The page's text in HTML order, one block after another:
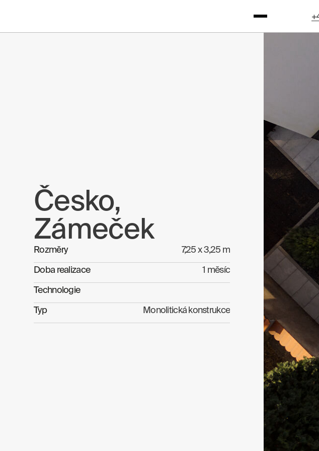
Česko,
Zámeček
Rozměry
7,25 x 3,25 m
Doba realizace
1 měsíc
Technologie
Typ
Monolitická konstrukce